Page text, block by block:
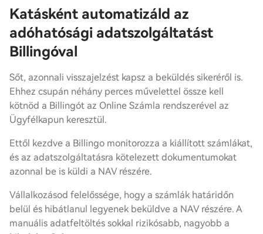
Katásként automatizáld az
adóhatósági adatszolgáltatást
Billingóval
Sőt, azonnali visszajelzést kapsz a beküldés sikeréről is.
Ehhez csupán néhány perces művelettel össze kell
kötnöd a Billingót az Online Számla rendszerével az
Ügyfélkapun keresztül.
Ettől kezdve a Billingo monitorozza a kiállított számlákat,
és az adatszolgáltatásra kötelezett dokumentumokat
azonnal be is küldi a NAV részére.
Vállalkozásod felelőssége, hogy a számlák határidőn
belül és hibátlanul legyenek beküldve a NAV részére. A
manuális adatfeltöltés sokkal rizikósabb, nagyobb a